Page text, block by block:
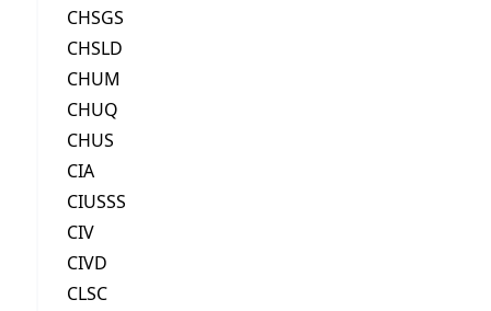
CHSGS
CHSLD
CHUM
CHUQ
CHUS
CIA
CIUSSS
CIV
CIVD
CLSC